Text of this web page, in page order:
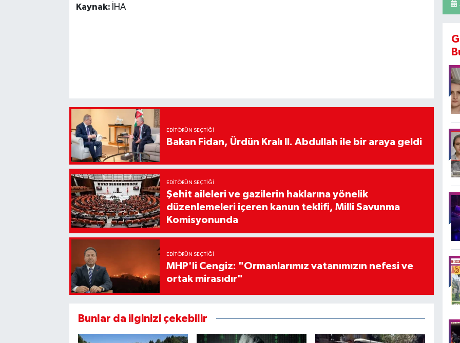
Kaynak: İHA
EDITÖRÜN SEÇTIĞI
Bakan Fidan, Ürdün Kralı II. Abdullah ile bir araya geldi
EDITÖRÜN SEÇTIĞI
Şehit aileleri ve gazilerin haklarına yönelik
düzenlemeleri içeren kanun teklifi, Milli Savunma
Komisyonunda
EDITÖRÜN SEÇTIĞI
MHP'li Cengiz: "Ormanlarımız vatanımızın nefesi ve
ortak mirasıdır"
Bunlar da ilginizi çekebilir